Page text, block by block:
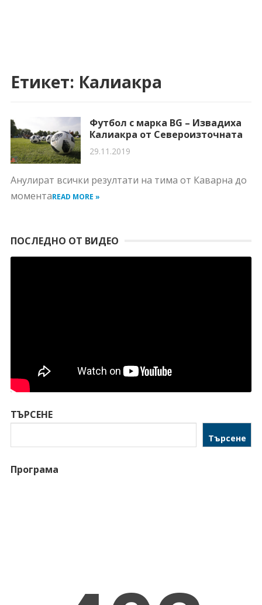
Етикет: Калиакра
Футбол с марка BG – Извадиха
Калиакра от Североизточната
29.11.2019
Анулират всички резултати на тима от Каварна до
моментаREAD MORE »
ПОСЛЕДНО ОТ ВИДЕО
ТЪРСЕНЕ
Търсене
Програма